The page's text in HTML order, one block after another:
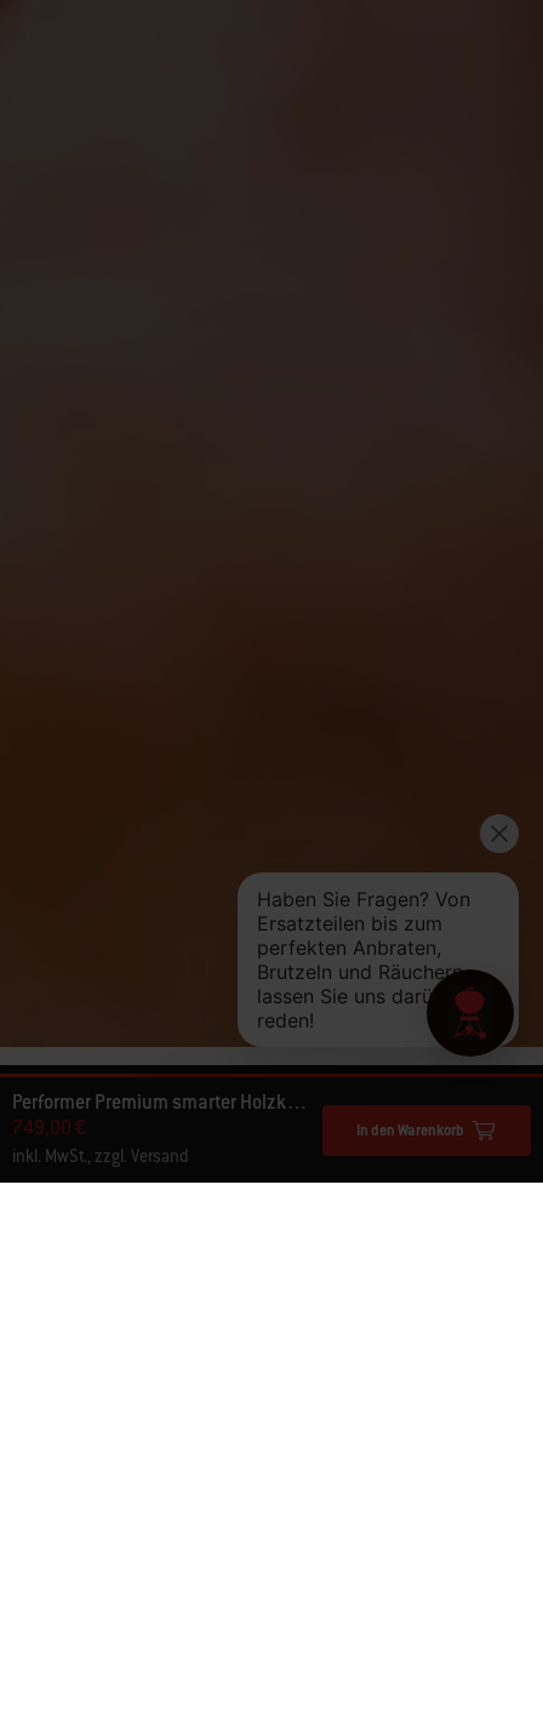
Performer Premium smarter Holzkohlegrill Ø 57 cm
749,00 €
inkl. MwSt., zzgl. Versand
In den Warenkorb